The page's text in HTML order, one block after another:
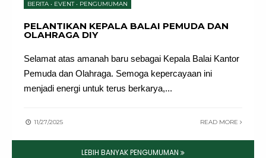
BERITA • EVENT• PENGUMUMAN
PELANTIKAN KEPALA BALAI PEMUDA DAN
OLAHRAGA DIY
Selamat atas amanah baru sebagai Kepala Balai Kantor
Pemuda dan Olahraga. Semoga kepercayaan ini
menjadi energi untuk terus berkarya,...
11/27/2025 READ MORE
LEBIH BANYAK PENGUMUMAN